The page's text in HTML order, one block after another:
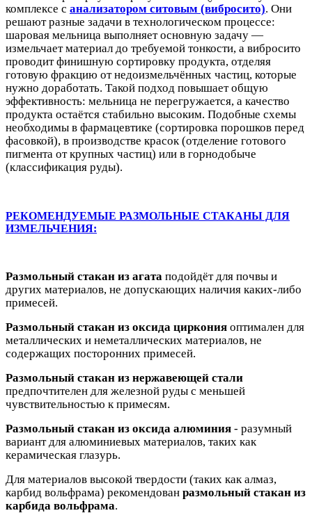
комплексе с анализатором ситовым (вибросито). Они
решают разные задачи в технологическом процессе:
шаровая мельница выполняет основную задачу —
измельчает материал до требуемой тонкости, а вибросито
проводит финишную сортировку продукта, отделяя
готовую фракцию от недоизмельчённых частиц, которые
нужно доработать. Такой подход повышает общую
эффективность: мельница не перегружается, а качество
продукта остаётся стабильно высоким. Подобные схемы
необходимы в фармацевтике (сортировка порошков перед
фасовкой), в производстве красок (отделение готового
пигмента от крупных частиц) или в горнодобыче
(классификация руды).
РЕКОМЕНДУЕМЫЕ РАЗМОЛЬНЫЕ СТАКАНЫ ДЛЯ
ИЗМЕЛЬЧЕНИЯ:
Размольный стакан из агата подойдёт для почвы и
других материалов, не допускающих наличия каких-либо
примесей.
Размольный стакан из оксида циркония оптимален для
металлических и неметаллических материалов, не
содержащих посторонних примесей.
Размольный стакан из нержавеющей стали
предпочтителен для железной руды с меньшей
чувствительностью к примесям.
Размольный стакан из оксида алюминия - разумный
вариант для алюминиевых материалов, таких как
керамическая глазурь.
Для материалов высокой твердости (таких как алмаз,
карбид вольфрама) рекомендован размольный стакан из
карбида вольфрама.